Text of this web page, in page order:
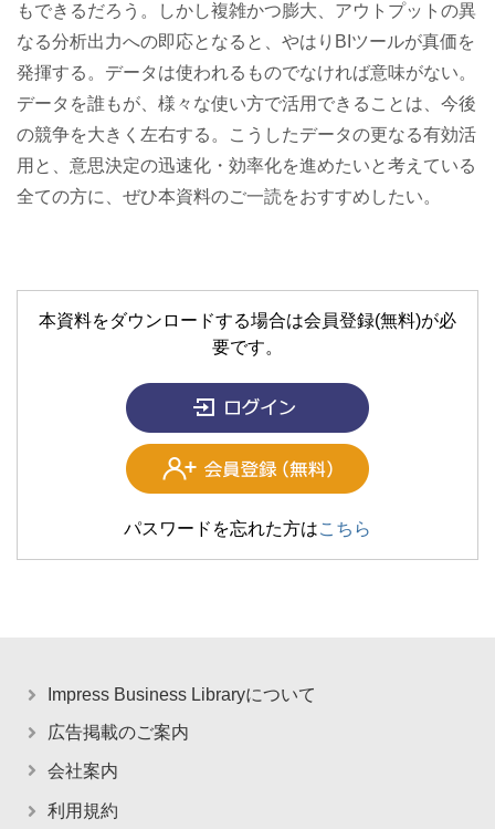
もできるだろう。しかし複雑かつ膨大、アウトプットの異
なる分析出力への即応となると、やはりBIツールが真価を
発揮する。データは使われるものでなければ意味がない。
データを誰もが、様々な使い方で活用できることは、今後
の競争を大きく左右する。こうしたデータの更なる有効活
用と、意思決定の迅速化・効率化を進めたいと考えている
全ての方に、ぜひ本資料のご一読をおすすめしたい。
本資料をダウンロードする場合は会員登録(無料)が必
要です。
パスワードを忘れた方はこちら
Impress Business Libraryについて
広告掲載のご案内
会社案内
利用規約